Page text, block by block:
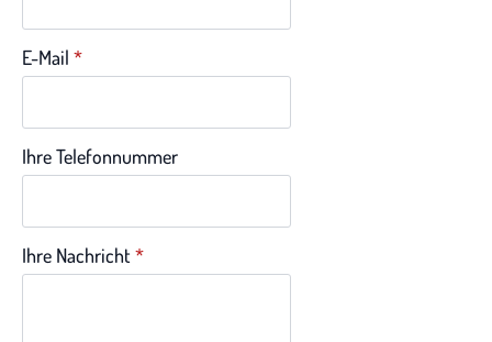
E-Mail *
Ihre Telefonnummer
Ihre Nachricht *